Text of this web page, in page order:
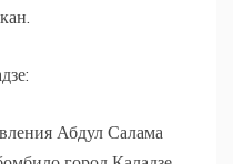
Абдул Салама